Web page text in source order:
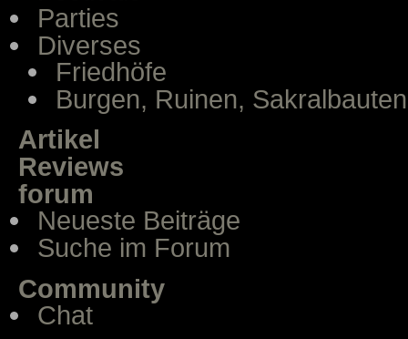
Parties
Diverses
Friedhöfe
Burgen, Ruinen, Sakralbauten
Artikel
Reviews
forum
Neueste Beiträge
Suche im Forum
Community
Chat